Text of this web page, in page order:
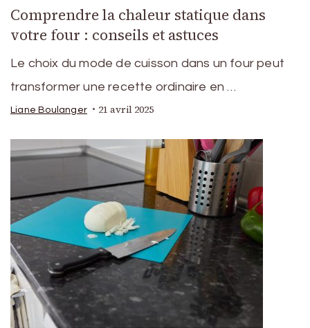
Comprendre la chaleur statique dans
votre four : conseils et astuces
Le choix du mode de cuisson dans un four peut
transformer une recette ordinaire en …
Liane Boulanger 21 avril 2025